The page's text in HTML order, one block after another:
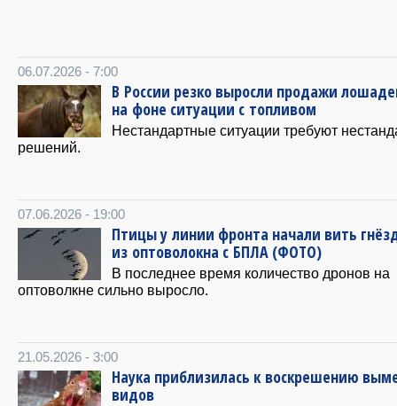
06.07.2026 - 7:00
В России резко выросли продажи
на фоне ситуации с топливом
Нестандартные ситуации требуют
решений.
07.06.2026 - 19:00
Птицы у линии фронта начали вить
из оптоволокна с БПЛА (ФОТО)
В последнее время количество дронов на
оптоволкне сильно выросло.
21.05.2026 - 3:00
Наука приблизилась к воскрешению
видов